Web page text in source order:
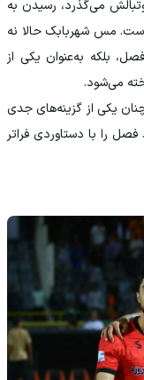
تیم فوتبالش می‌گذرد، رسیدن به
است. مس شهربابک حالا نه
بلکه به‌عنوان یکی از
می‌شود.
یکی از گزینه‌های جدی
را با دستاوردی فراتر